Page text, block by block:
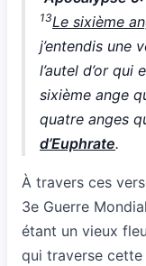
13Le sixième
j’entendis une
l’autel d’or qui
sixième ange
quatre anges
d’Euphrate.
À travers ces
3e Guerre
étant un vieux
qui traverse cette